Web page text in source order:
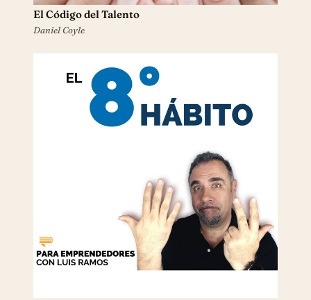
El Código del Talento
Daniel Coyle